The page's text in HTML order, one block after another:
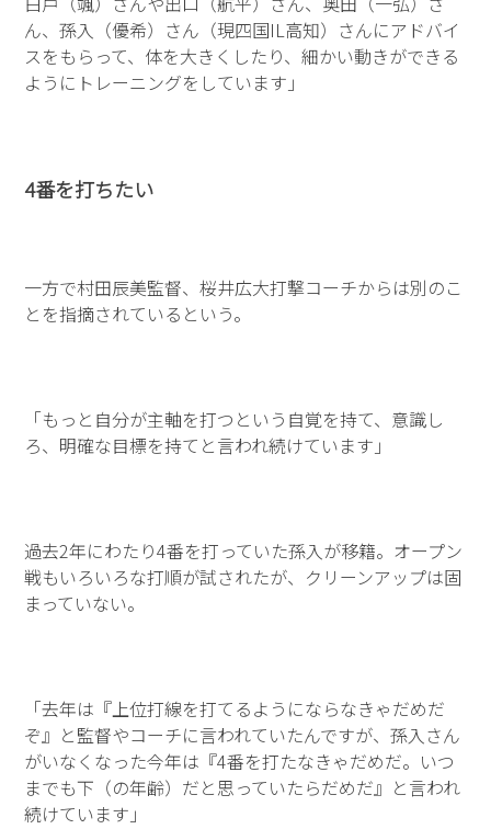
ん、孫入（優希）さん（現四国IL高知）さんにアドバイ
スをもらって、体を大きくしたり、細かい動きができる
ようにトレーニングをしています」
4番を打ちたい
一方で村田辰美監督、桜井広大打撃コーチからは別のこ
とを指摘されているという。
「もっと自分が主軸を打つという自覚を持て、意識し
ろ、明確な目標を持てと言われ続けています」
過去2年にわたり4番を打っていた孫入が移籍。オープン
戦もいろいろな打順が試されたが、クリーンアップは固
まっていない。
「去年は『上位打線を打てるようにならなきゃだめだ
ぞ』と監督やコーチに言われていたんですが、孫入さん
がいなくなった今年は『4番を打たなきゃだめだ。いつ
までも下（の年齢）だと思っていたらだめだ』と言われ
続けています」